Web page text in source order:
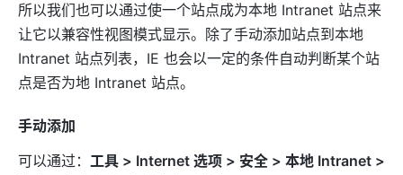
所以我们也可以通过使一个站点成为本地 Intranet 站点来
让它以兼容性视图模式显示。除了手动添加站点到本地
Intranet 站点列表，IE 也会以一定的条件自动判断某个站
点是否为地 Intranet 站点。
手动添加
可以通过： 工具 > Internet 选项 > 安全 > 本地 Intranet >